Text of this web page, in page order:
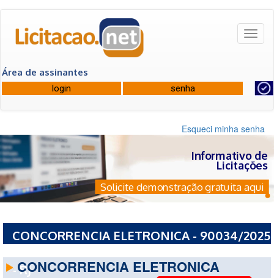
Área de assinantes
Esqueci minha senha
Informativo de
Licitações
Solicite demonstração gratuita aqui
CONCORRENCIA ELETRONICA - 90034/2025
- RJ
CONCORRENCIA ELETRONICA